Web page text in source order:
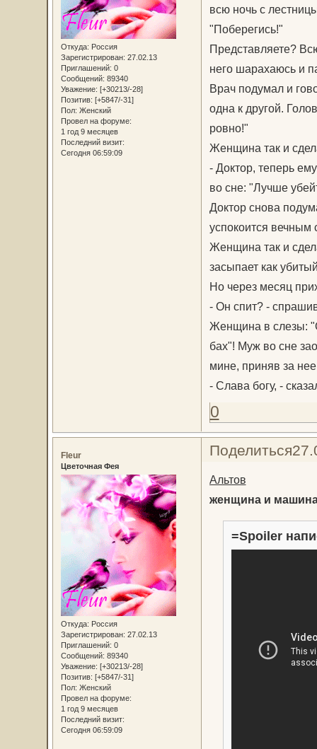
Откуда: Россия
Зарегистрирован: 27.02.13
Приглашений: 0
Сообщений: 89340
Уважение: [+30213/-28]
Позитив: [+5847/-31]
Пол: Женский
Провел на форуме:
1 год 9 месяцев
Последний визит:
Сегодня 06:59:09
всю ночь с
"Поберегись!"
Представляете?
него шарахаюсь и
Врач подумал и
одна к другой.
ровно!"
Женщина так и
- Доктор, теперь
во сне: "Лучше
Доктор снова
успокоится вечным
Женщина так и
засыпает как
Но через месяц
- Он спит? -
Женщина в слезы:
бах"! Муж во сне
мине, приняв за
- Слава богу, -
0
Поделиться
Fleur
Цветочная Фея
Откуда: Россия
Зарегистрирован: 27.02.13
Приглашений: 0
Сообщений: 89340
Уважение: [+30213/-28]
Позитив: [+5847/-31]
Пол: Женский
Провел на форуме:
1 год 9 месяцев
Последний визит:
Сегодня 06:59:09
Альтов
женщина и
=Spoiler